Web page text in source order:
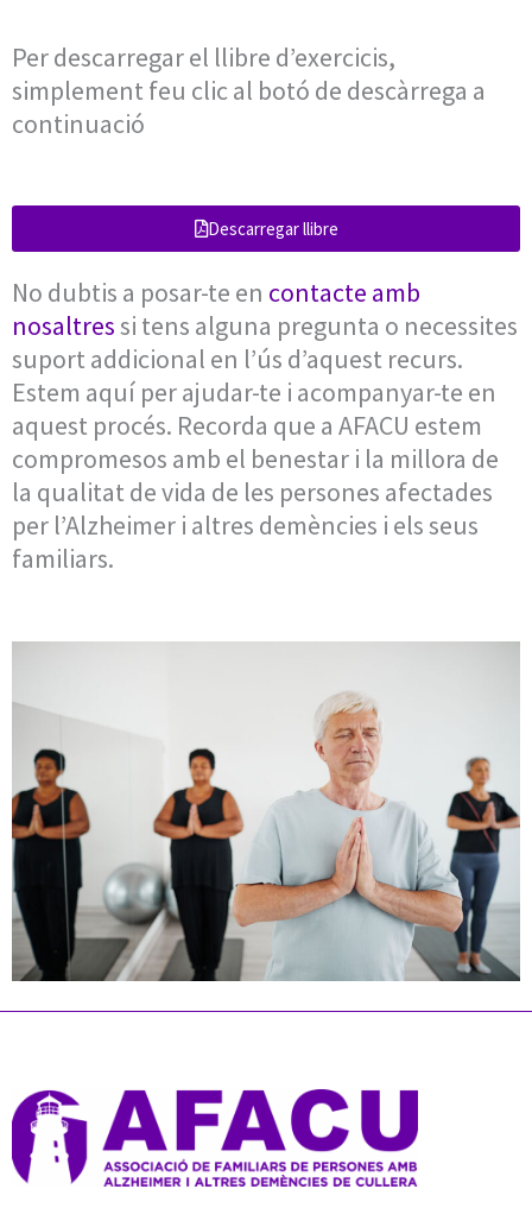
Per descarregar el llibre d’exercicis,
simplement feu clic al botó de descàrrega a
continuació
Descarregar llibre
No dubtis a posar-te en contacte amb
nosaltressi tens alguna pregunta o necessites
suport addicional en l’ús d’aquest recurs.
Estem aquí per ajudar-te i acompanyar-te en
aquest procés. Recorda que a AFACU estem
compromesos amb el benestar i la millora de
la qualitat de vida de les persones afectades
per l’Alzheimer i altres demències i els seus
familiars.